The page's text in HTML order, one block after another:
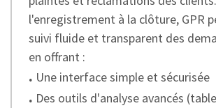
l'enregistrement à la clôture, GPR
suivi fluide et transparent des
en offrant :
. Une interface simple et sécurisée
. Des outils d'analyse avancés